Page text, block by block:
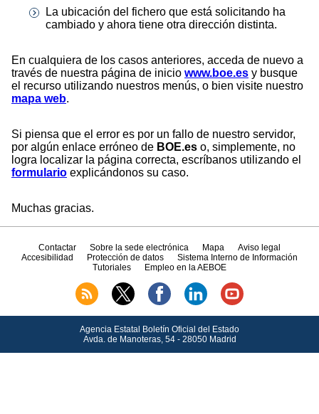
La ubicación del fichero que está solicitando ha
cambiado y ahora tiene otra dirección distinta.
En cualquiera de los casos anteriores, acceda de nuevo a
través de nuestra página de inicio www.boe.es y busque
el recurso utilizando nuestros menús, o bien visite nuestro
mapa web.
Si piensa que el error es por un fallo de nuestro servidor,
por algún enlace erróneo de BOE.es o, simplemente, no
logra localizar la página correcta, escríbanos utilizando el
formulario explicándonos su caso.
Muchas gracias.
Contactar Sobre la sede electrónica Mapa
Aviso legal
Accesibilidad
Protección de datos
Sistema Interno de Información
Tutoriales
Empleo en la AEBOE
Agencia Estatal Boletín Oficial del Estado
Avda.de Manoteras, 54 - 28050 Madrid